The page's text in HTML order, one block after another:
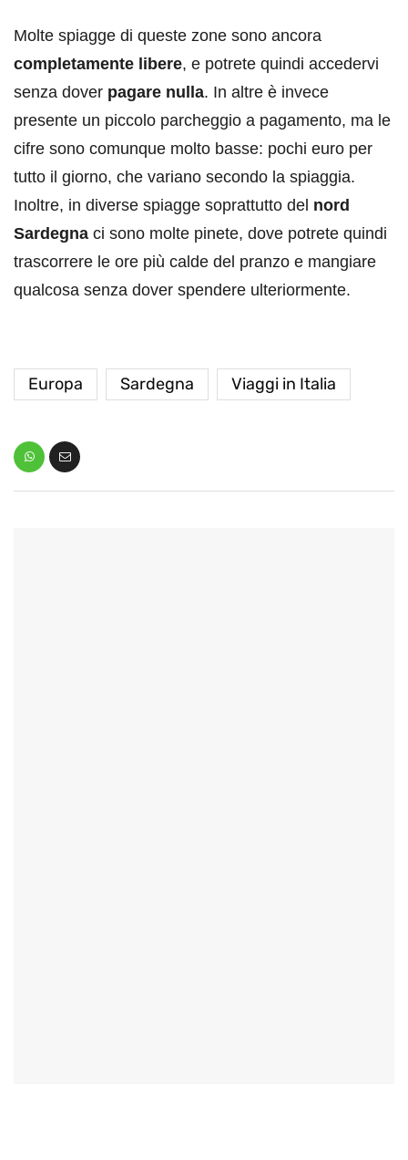
Molte spiagge di queste zone sono ancora
completamente libere, e potrete quindi accedervi
senza dover pagare nulla. In altre è invece
presente un piccolo parcheggio a pagamento, ma le
cifre sono comunque molto basse: pochi euro per
tutto il giorno, che variano secondo la spiaggia.
Inoltre, in diverse spiagge soprattutto del nord
Sardegna ci sono molte pinete, dove potrete quindi
trascorrere le ore più calde del pranzo e mangiare
qualcosa senza dover spendere ulteriormente.
Europa Sardegna Viaggi in Italia